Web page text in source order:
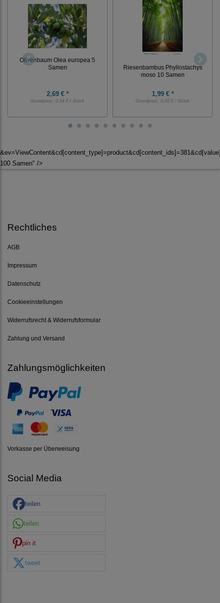
Olivenbaum Olea europea 5
Samen
2,69 € *
Grundpreis: 0,54 € / Stück
Riesenbambus Phyllostachys
moso 10 Samen
1,99 € *
Grundpreis: 0,20 € / Stück
100 Samen" />
Rechtliches
AGB
Impressum
Datenschutz
Cookieeinstellungen
Widerrufsrecht & Widerrufsformular
Zahlung und Versand
Zahlungsmöglichkeiten
Vorkasse per Überweisung
Social Media
teilen
teilen
pin it
tweet